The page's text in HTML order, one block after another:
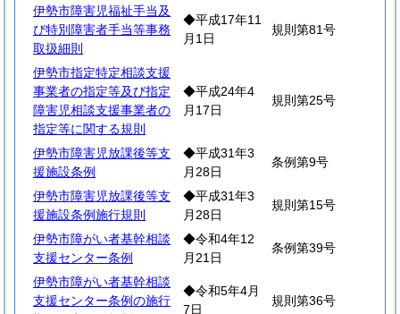
伊勢市障害児福祉手当及
び特別障害者手当等事務
取扱細則
◆平成17年11
月1日
規則第81号
伊勢市指定特定相談支援
事業者の指定等及び指定
障害児相談支援事業者の
指定等に関する規則
◆平成24年4
月17日
規則第25号
伊勢市障害児放課後等支
援施設条例
◆平成31年3
月28日
条例第9号
伊勢市障害児放課後等支
援施設条例施行規則
◆平成31年3
月28日
規則第15号
伊勢市障がい者基幹相談
支援センター条例
◆令和4年12
月21日
条例第39号
伊勢市障がい者基幹相談
支援センター条例の施行
◆令和5年4月
7日
規則第36号